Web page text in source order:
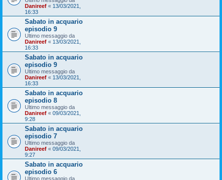
Danireef « 13/03/2021,
16:33
Sabato in acquario
episodio 9
Ultimo messaggio da
Danireef « 13/03/2021,
16:33
Sabato in acquario
episodio 9
Ultimo messaggio da
Danireef « 13/03/2021,
16:33
Sabato in acquario
episodio 8
Ultimo messaggio da
Danireef « 09/03/2021,
9:28
Sabato in acquario
episodio 7
Ultimo messaggio da
Danireef « 09/03/2021,
9:27
Sabato in acquario
episodio 6
Ultimo messaggio da